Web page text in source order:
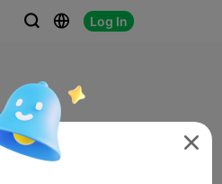
  Log In
